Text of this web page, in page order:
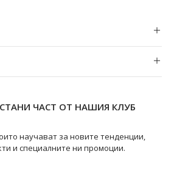
ЧАСТ ОТ НАШИЯ КЛУБ
научават за новите тенденции,
и специалните ни промоции.